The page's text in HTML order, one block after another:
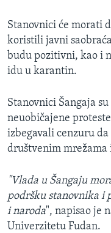
Stanovnici će morati
koristili javni
budu pozitivni, kao i
idu u karantin.
Stanovnici Šangaja
neuobičajene
izbegavali cenzuru
društvenim mrežama
"Vlada u Šangaju
podršku stanovnika i
i naroda", napisao je
Univerzitetu Fudan.